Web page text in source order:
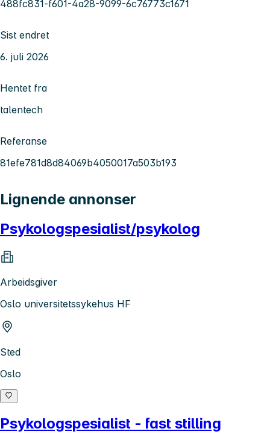
488fc831-f601-4a28-9099-6c76773c1671
Sist endret
6. juli 2026
Hentet fra
talentech
Referanse
81efe781d8d84069b4050017a503b193
Lignende annonser
Psykologspesialist/psykolog
Arbeidsgiver
Oslo universitetssykehus HF
Sted
Oslo
Psykologspesialist - fast stilling